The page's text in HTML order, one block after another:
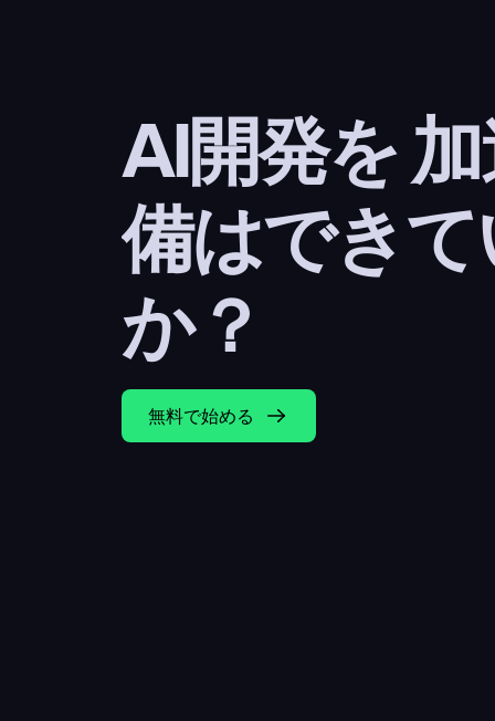
AI開発を
備はでき
か？
無料で始める